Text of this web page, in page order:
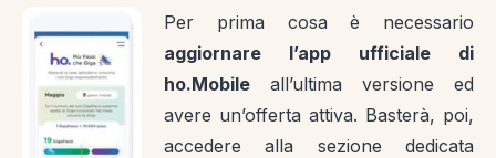
Per prima cosa è necessario
aggiornare l’app ufficiale di
ho.Mobile all’ultima versione ed
avere un’offerta attiva. Basterà, poi,
accedere alla sezione dedicata